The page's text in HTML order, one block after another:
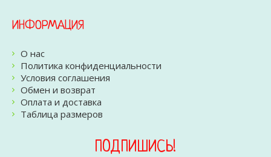
ИНФОРМАЦИЯ
О нас
Политика конфиденциальности
Условия соглашения
Обмен и возврат
Оплата и доставка
Таблица размеров
ПОДПИШИСЬ!